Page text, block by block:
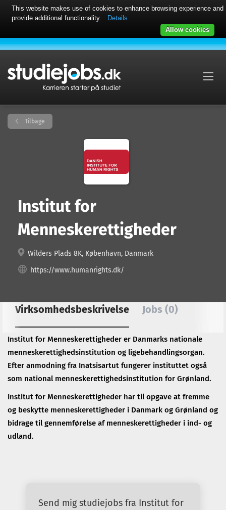
Tilbage
Institut for
Menneskerettigheder
Wilders Plads 8K, København, Danmark
https://www.humanrights.dk/
Virksomhedsbeskrivelse Jobs (0)
Institut for Menneskerettigheder er Danmarks nationale
menneskerettighedsinstitution og ligebehandlingsorgan.
Efter anmodning fra Inatsisartut fungerer instituttet også
som national menneskerettighedsinstitution for Grønland.
Institut for Menneskerettigheder har til opgave at fremme
og beskytte menneskerettigheder i Danmark og Grønland og
bidrage til gennemførelse af menneskerettigheder i ind- og
udland.
Send mig studiejobs fra Institut for
This website makes use of cookies to enhance browsing experience and
provide additional functionality.
Details
Allow cookies